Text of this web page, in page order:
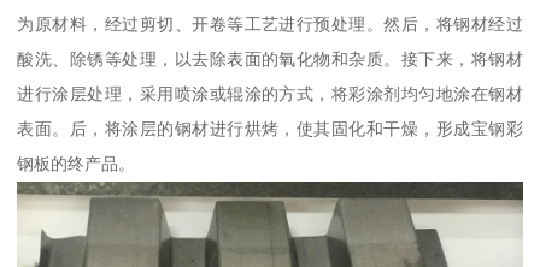
为原材料，经过剪切、开卷等工艺进行预处理。然后，将钢材经过
酸洗、除锈等处理，以去除表面的氧化物和杂质。接下来，将钢材
进行涂层处理，采用喷涂或辊涂的方式，将彩涂剂均匀地涂在钢材
表面。后，将涂层的钢材进行烘烤，使其固化和干燥，形成宝钢彩
钢板的终产品。